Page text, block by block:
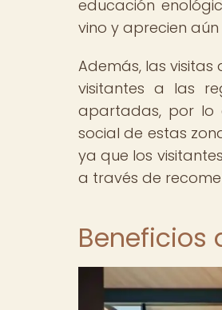
educación
vino y aprecien
Además, las
visitantes a las
apartadas, por lo
social de estas
ya que los
a través de
Beneficios